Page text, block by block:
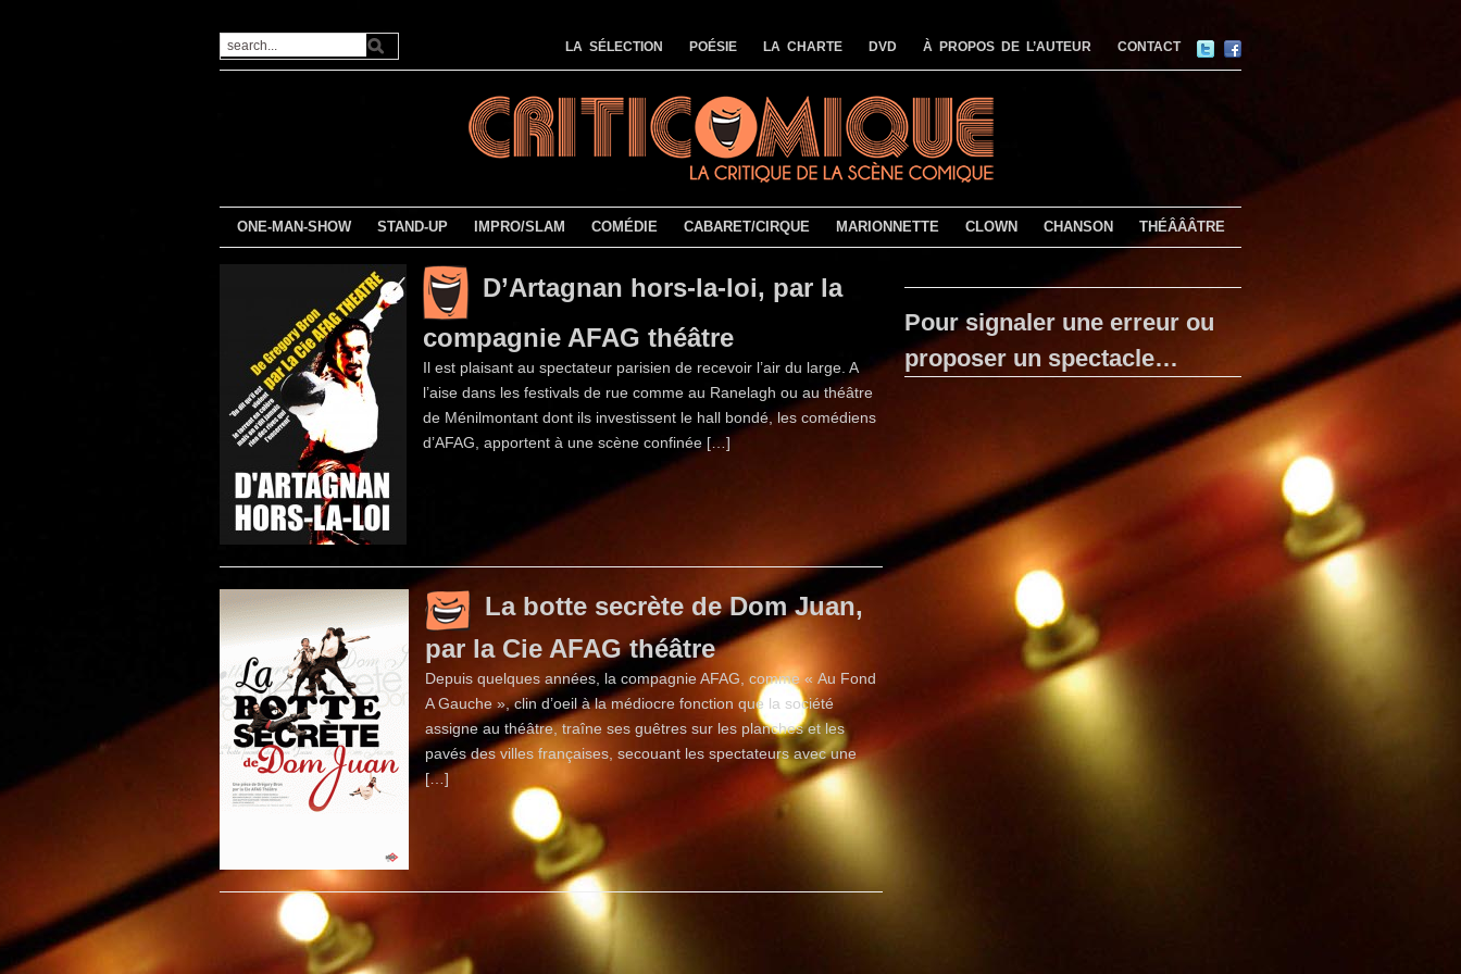
LA SÉLECTION POÉSIE LA CHARTE DVD À PROPOS DE L’AUTEUR CONTACT
ONE-MAN-SHOW STAND-UP IMPRO/SLAM COMÉDIE CABARET/CIRQUE MARIONNETTE CLOWN CHANSON THÉÂÂÂTRE
D’Artagnan hors-la-loi, par la
compagnie AFAG théâtre
Il est plaisant au spectateur parisien de recevoir l’air du large. A
l’aise dans les festivals de rue comme au Ranelagh ou au théâtre
de Ménilmontant dont ils investissent le hall bondé, les comédiens
d’AFAG, apportent à une scène confinée […]
La botte secrète de Dom Juan,
par la Cie AFAG théâtre
Depuis quelques années, la compagnie AFAG, comme « Au Fond
A Gauche », clin d’oeil à la médiocre fonction que la société
assigne au théâtre, traîne ses guêtres sur les planches et les
pavés des villes françaises, secouant les spectateurs avec une
[…]
Pour signaler une erreur ou
proposer un spectacle…